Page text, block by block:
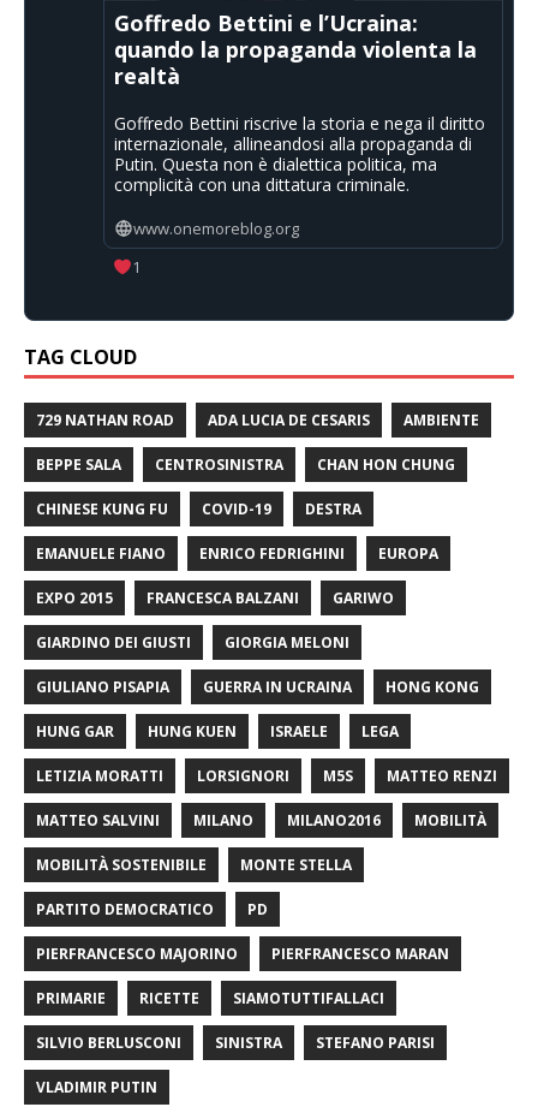
Goffredo Bettini e l’Ucraina:
quando la propaganda violenta la
realtà
Goffredo Bettini riscrive la storia e nega il diritto
internazionale, allineandosi alla propaganda di
Putin. Questa non è dialettica politica, ma
complicità con una dittatura criminale.
www.onemoreblog.org
1
TAG CLOUD
729 NATHAN ROAD ADA LUCIA DE CESARIS AMBIENTE
BEPPE SALA CENTROSINISTRA CHAN HON CHUNG
CHINESE KUNG FU COVID-19 DESTRA
EMANUELE FIANO ENRICO FEDRIGHINI EUROPA
EXPO 2015 FRANCESCA BALZANI GARIWO
GIARDINO DEI GIUSTI GIORGIA MELONI
GIULIANO PISAPIA GUERRA IN UCRAINA HONG KONG
HUNG GAR HUNG KUEN ISRAELE LEGA
LETIZIA MORATTI LORSIGNORI M5S MATTEO RENZI
MATTEO SALVINI MILANO MILANO2016 MOBILITÀ
MOBILITÀ SOSTENIBILE MONTE STELLA
PARTITO DEMOCRATICO PD
PIERFRANCESCO MAJORINO PIERFRANCESCO MARAN
PRIMARIE RICETTE SIAMOTUTTIFALLACI
SILVIO BERLUSCONI SINISTRA STEFANO PARISI
VLADIMIR PUTIN